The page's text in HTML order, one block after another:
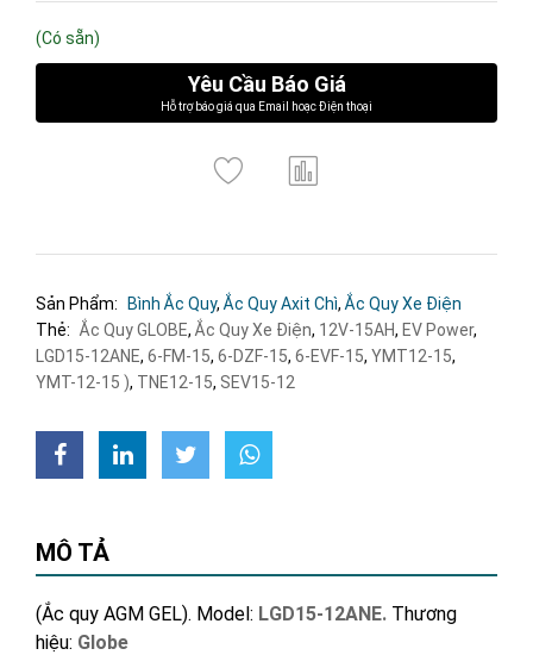
(Có sẵn)
Yêu Cầu Báo Giá
Hỗ trợ báo giá qua Email hoạc Điện thoại
Sản Phẩm: Bình Ắc Quy, Ắc Quy Axit Chì, Ắc Quy Xe Điện
Thẻ: Ắc Quy GLOBE, Ắc Quy Xe Điện, 12V-15AH, EV Power,
LGD15-12ANE, 6-FM-15, 6-DZF-15, 6-EVF-15, YMT12-15,
YMT-12-15 ), TNE12-15, SEV15-12
MÔ TẢ
(Ắc quy AGM GEL). Model: LGD15-12ANE. Thương
hiệu: Globe